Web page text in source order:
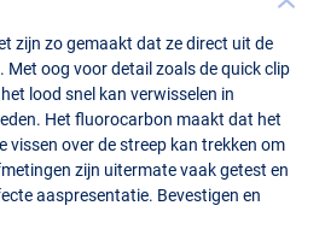
zijn zo gemaakt dat ze direct uit de
Met oog voor detail zoals de quick clip
lood snel kan verwisselen in
Het fluorocarbon maakt dat het
vissen over de streep kan trekken om
zijn uitermate vaak getest en
aaspresentatie. Bevestigen en